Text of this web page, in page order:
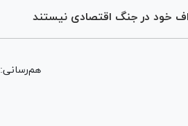
خود در جنگ اقتصادی نیستند
هم‌رسانی: